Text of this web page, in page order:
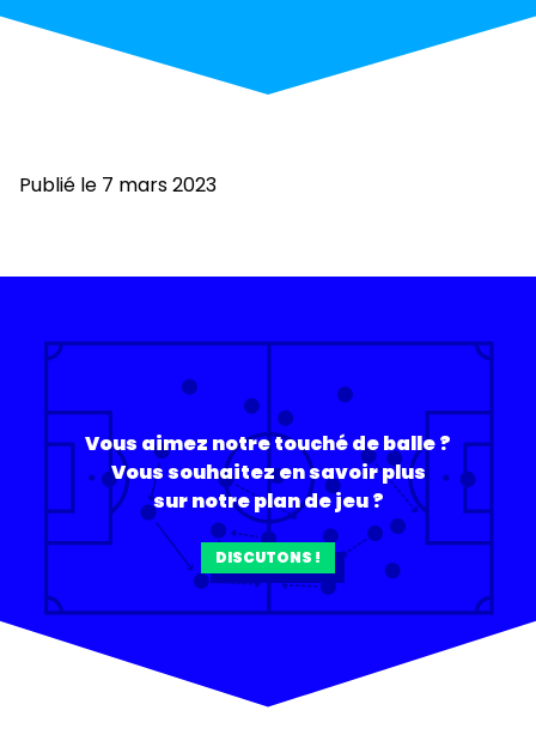
Publié le 7 mars 2023
Vous aimez notre touché de balle ?
Vous souhaitez en savoir plus
sur notre plan de jeu ?
DISCUTONS !